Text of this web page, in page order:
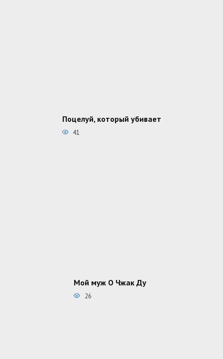
Поцелуй, который убивает
41
Мой муж О Чжак Ду
26